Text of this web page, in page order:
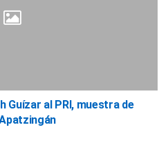
Guízar al PRI, muestra de